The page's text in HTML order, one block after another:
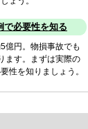
必要性を知る
億円。物損事故でも
ます。まずは実際の
性を知りましょう。